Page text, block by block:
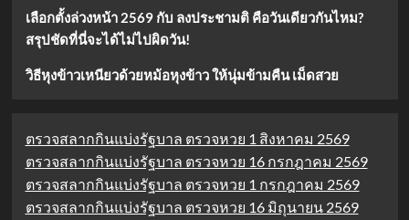
เลือกตั้งล่วงหน้า 2569 กับ ลงประชามติ คือวันเดียวกันไหม?
สรุปชัดที่นี่จะได้ไม่ไปผิดวัน!
วิธีหุงข้าวเหนียวด้วยหม้อหุงข้าว ให้นุ่มข้ามคืน เม็ดสวย
ตรวจสลากกินแบ่งรัฐบาล ตรวจหวย 1 สิงหาคม 2569
ตรวจสลากกินแบ่งรัฐบาล ตรวจหวย 16 กรกฎาคม 2569
ตรวจสลากกินแบ่งรัฐบาล ตรวจหวย 1 กรกฎาคม 2569
ตรวจสลากกินแบ่งรัฐบาล ตรวจหวย 16 มิถุนายน 2569